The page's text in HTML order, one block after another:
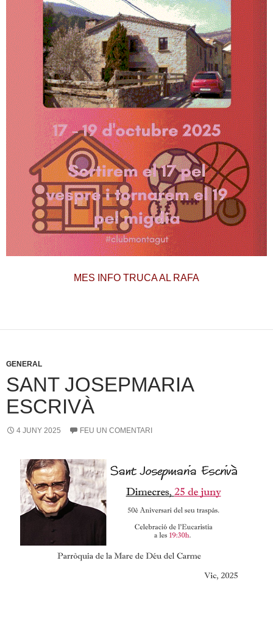
MES INFO TRUCA AL RAFA
GENERAL
SANT JOSEPMARIA
ESCRIVÀ
4 JUNY 2025 FEU UN COMENTARI